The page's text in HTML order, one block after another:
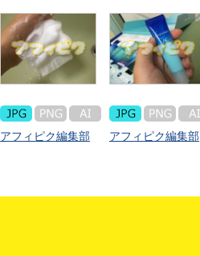
アフィピク編集部 アフィピク編集部